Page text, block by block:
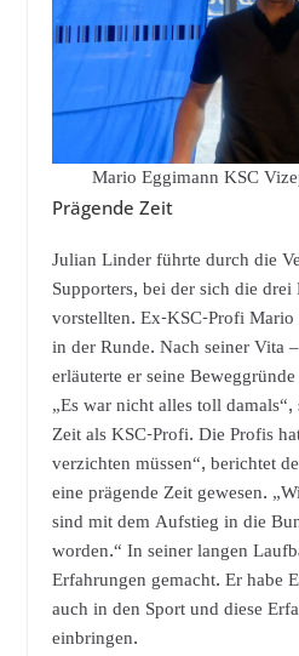
Mario Eggimann KSC
Prägende Zeit
Julian Linder führte durch die
Supporters, bei der sich die
vorstellten. Ex-KSC-Profi
in der Runde. Nach seiner Vita
erläuterte er seine
„Es war nicht alles toll
Zeit als KSC-Profi. Die Profis
verzichten müssen“, berichtet
eine prägende Zeit gewesen.
sind mit dem Aufstieg in die
worden.“ In seiner langen
Erfahrungen gemacht. Er habe
auch in den Sport und diese
einbringen.